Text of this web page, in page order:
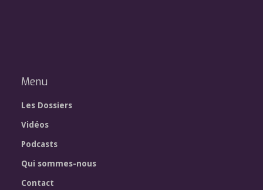
Menu
Les Dossiers
Vidéos
Podcasts
Qui sommes-nous
Contact